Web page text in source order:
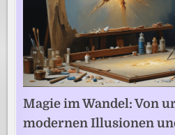
Magie im Wandel: Von
modernen Illusionen